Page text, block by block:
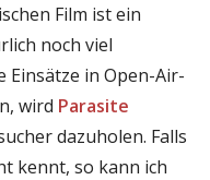
Film ist ein
noch viel
Einsätze in Open-Air-
wird Parasite
dazuholen. Falls
kennt, so kann ich